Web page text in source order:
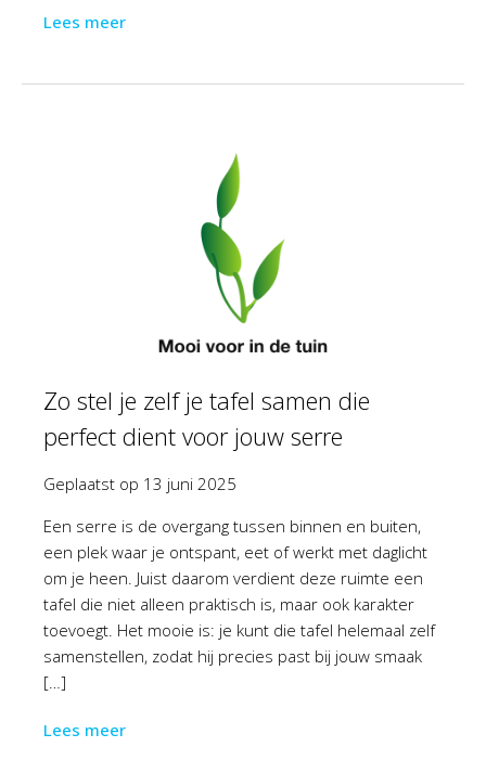
Lees meer
Zo stel je zelf je tafel samen die
perfect dient voor jouw serre
Geplaatst op 13 juni 2025
Een serre is de overgang tussen binnen en buiten,
een plek waar je ontspant, eet of werkt met daglicht
om je heen. Juist daarom verdient deze ruimte een
tafel die niet alleen praktisch is, maar ook karakter
toevoegt. Het mooie is: je kunt die tafel helemaal zelf
samenstellen, zodat hij precies past bij jouw smaak
[…]
Lees meer